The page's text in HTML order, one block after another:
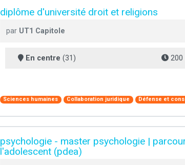
diplôme d'université droit et religions
par UT1 Capitole
En centre (31) 200
Sciences humaines Collaboration juridique Défense et
psychologie - master psychologie |
l'adolescent (pdea)